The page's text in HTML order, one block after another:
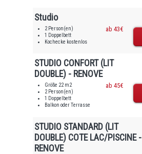
Studio
2 Person(en)
1 Doppelbett
Kochecke kostenlos
ab 43€
STUDIO CONFORT (LIT
DOUBLE) - RENOVE
Größe 22 m2
2 Person(en)
1 Doppelbett
Balkon oder Terrasse
ab 45€
STUDIO STANDARD (LIT
DOUBLE) COTE LAC/PISCINE -
RENOVE